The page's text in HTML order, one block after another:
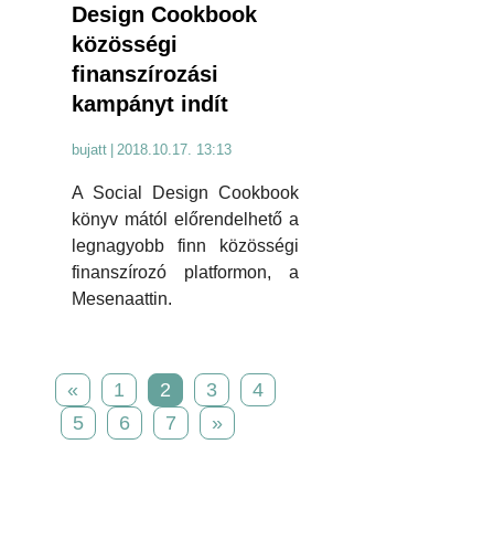
Design Cookbook
közösségi
finanszírozási
kampányt indít
bujatt 2018.10.17. 13:13
A Social Design Cookbook
könyv mától előrendelhető a
legnagyobb finn közösségi
finanszírozó platformon, a
Mesenaattin.
« 1 2 3
4
5
6 7 »